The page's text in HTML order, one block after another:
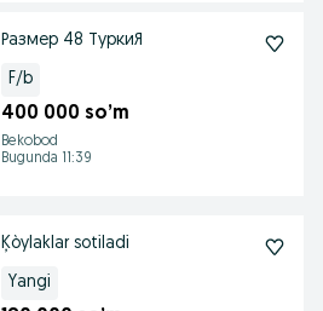
Размер 48 ТуркиЯ
F/b
400 000 so’m
Bekobod
Bugunda 11:39
Ķòylaklar sotiladi
Yangi